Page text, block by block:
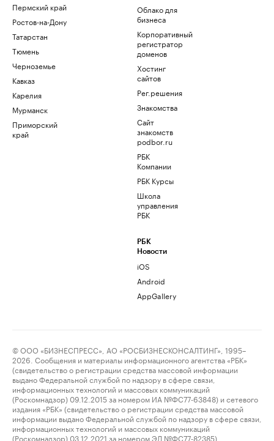
Пермский край
Ростов-на-Дону
Татарстан
Тюмень
Черноземье
Кавказ
Карелия
Мурманск
Приморский
край
Облако для
бизнеса
Корпоративный
регистратор
доменов
Хостинг
сайтов
Рег.решения
Знакомства
Сайт
знакомств
podbor.ru
РБК
Компании
РБК Курсы
Школа
управления
РБК
РБК
Новости
iOS
Android
AppGallery
© ООО «БИЗНЕСПРЕСС», АО «РОСБИЗНЕСКОНСАЛТИНГ», 1995–
2026. Сообщения и материалы информационного агентства «РБК»
(свидетельство о регистрации средства массовой информации
выдано Федеральной службой по надзору в сфере связи,
информационных технологий и массовых коммуникаций
(Роскомнадзор) 09.12.2015 за номером ИА №ФС77-63848) и сетевого
издания «РБК» (свидетельство о регистрации средства массовой
информации выдано Федеральной службой по надзору в сфере связи,
информационных технологий и массовых коммуникаций
(Роскомнадзор) 03.12.2021 за номером ЭЛ №ФС77-82385)